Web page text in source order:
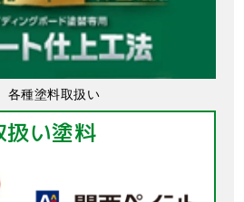
各種塗料取扱い
扱い塗料